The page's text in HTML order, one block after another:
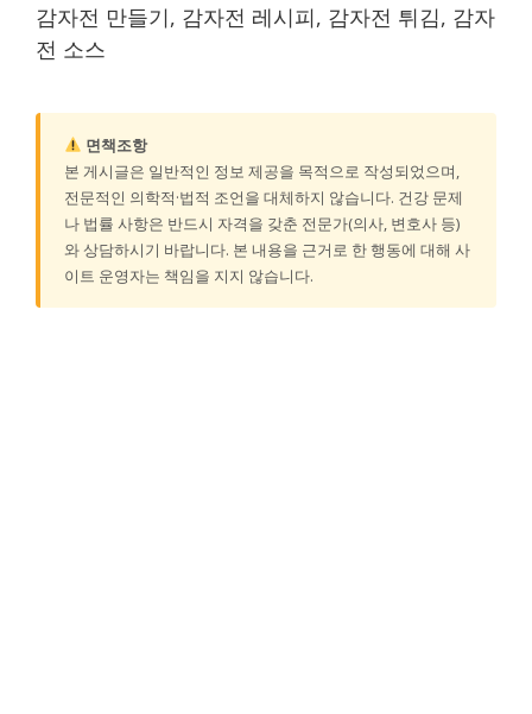
감자전 만들기, 감자전 레시피, 감자전 튀김, 감자
전 소스
면책조항
본 게시글은 일반적인 정보 제공을 목적으로 작성되었으며,
전문적인 의학적·법적 조언을 대체하지 않습니다. 건강 문제
나 법률 사항은 반드시 자격을 갖춘 전문가(의사, 변호사 등)
와 상담하시기 바랍니다. 본 내용을 근거로 한 행동에 대해 사
이트 운영자는 책임을 지지 않습니다.